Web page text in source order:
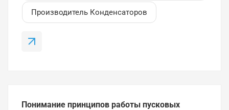
(MPP) пленочного конденсатора,
предназначенного...
Производитель Конденсаторов
Понимание принципов работы пусковых